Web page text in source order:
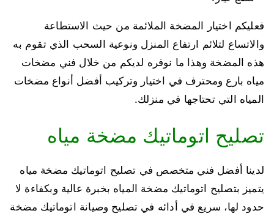
فعليكم اختيار المضخة الملائمة من حيث الاستطاعة
والاتساع لتلائم ارتفاع المنزل ونوعية السحب الذي تقوم به
هذه المضخة وهذا ما نوفره لديكم من خلال فني مضخات
مياه بارع ومحترف في اختيار وتركيب أفضل أنواع مضخات
المياه التي تحتاجها في منزلك.
تصليح اتوماتيك مضخة مياه
لدينا أفضل فني متخصص في تصليح اتوماتيك مضخة مياه
يتميز بتصليح اتوماتيك مضخة المياه بخبرة عالية وبكفاءة لا
حدود لها، سريع في أدائه في تصليح وصيانة اتوماتيك مضخة